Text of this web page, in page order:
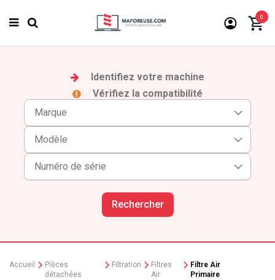
0
Identifiez votre machine
Vérifiez la compatibilité
Rechercher
Accueil
Pièces
détachées
Filtration
Filtres
Air
Filtre Air
Primaire